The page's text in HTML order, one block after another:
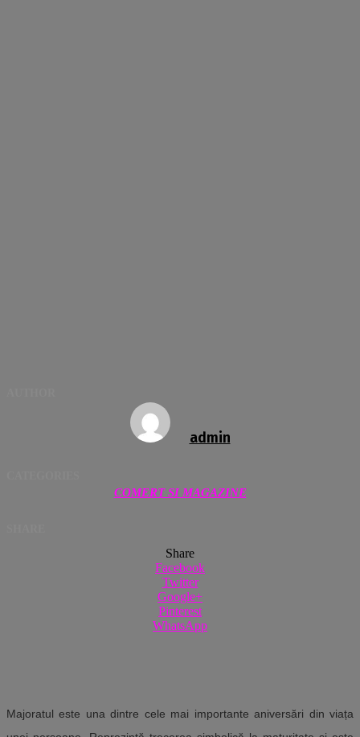
admin
COMERT SI MAGAZINE
Share
Facebook
Twitter
Google+
Pinterest
WhatsApp
Majoratul este una dintre cele mai importante aniversări din viața